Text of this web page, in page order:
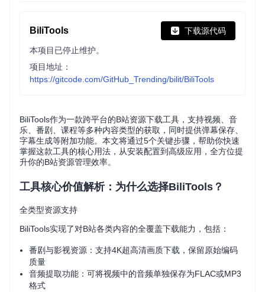
BiliTools 下载源代码
本项目已停止维护。
项目地址：
https://gitcode.com/GitHub_Trending/bilit/BiliTools
BiliTools作为一款跨平台的B站资源下载工具，支持视频、音
乐、番剧、课程等多种内容类型的获取，同时提供弹幕保存、
字幕生成等附加功能。本文将通过5个关键步骤，帮助你快速
掌握这款工具的核心用法，从安装配置到高级应用，全方位提
升你的B站资源管理效率。
工具核心价值解析：为什么选择BiliTools？
全类型资源支持
BiliTools实现了对B站各类内容的全覆盖下载能力，包括：
番剧与影视资源：支持4K超高清画质下载，保留原始编码
质量
音频提取功能：可将视频中的音频单独保存为FLAC或MP3
格式